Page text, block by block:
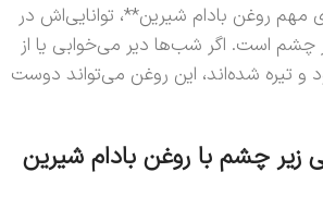
مهم روغن بادام شیرین**، توانایی‌اش در
است. اگر شب‌ها دیر می‌خوابی یا از
شده‌اند، این روغن می‌تواند دوست
زیر چشم با روغن بادام شیرین